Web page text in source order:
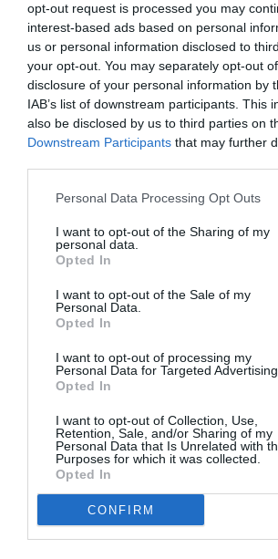
opt-out request is processed you may
interest-based ads based on personal
us or personal information disclosed to
your opt-out. You may separately opt-out
disclosure of your personal information by
IAB’s list of downstream participants. This
also be disclosed by us to third parties on
Downstream Participants that may further
Personal Data Processing Opt Outs
I want to opt-out of the Sharing of my
personal data.
Opted In
I want to opt-out of the Sale of my
Personal Data.
Opted In
I want to opt-out of processing my
Personal Data for Targeted Advertising.
Opted In
I want to opt-out of Collection, Use,
Retention, Sale, and/or Sharing of my
Personal Data that Is Unrelated with
Purposes for which it was collected.
Opted In
CONFIRM
Θέατρο Άλσους Βεΐκου
Ώρα έναρξης : 21:00
11ο Φεστιβάλ Γαλατσίου
ΝΕΑ ΚΙΟΣ, Τρίτη 6 Αυγούστου
Ώρα έναρξης : 21:00
Μικρασιάτικα 2013
ΣΠΕΤΣΕΣ, Τετάρτη 7 Αυγούστου
Αυλή Μουσείου Μπουμπουλίνας
Ώρα έναρξης : 21:00
ΚΡΑΝΙΔΙ, Πέμπτη 8 Αυγούστου
1ο Δημοτικό Σχολείο Κρανιδίου